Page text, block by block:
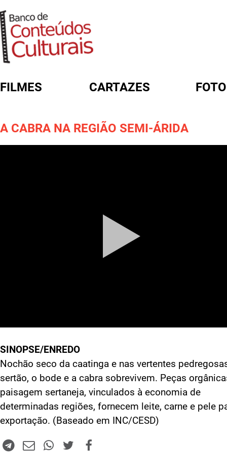
FILMES CARTAZES
A CABRA NA REGIÃO SEMI-ÁRIDA
SINOPSE/ENREDO
Nochão seco da caatinga e nas vertentes
sertão, o bode e a cabra sobrevivem. Peças
paisagem sertaneja, vinculados à economia de
determinadas regiões, fornecem leite, carne e pele
exportação. (Baseado em INC/CESD)
FORMULÁRIO DE BUSCA